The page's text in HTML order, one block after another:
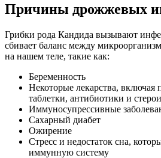
Причины дрожжевых
Грибки рода Кандида вызывают
сбивает баланс между
на нашем теле, такие как:
Беременность
Некоторые лекарства, включая
таблетки, антибиотики и
Иммуносупрессивные
Сахарный диабет
Ожирение
Стресс и недостаток сна,
иммунную систему